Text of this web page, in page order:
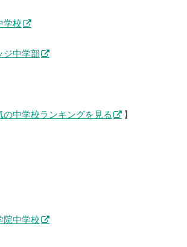
学校
ジ中学部
の中学校ランキングを見る 】
院中学校